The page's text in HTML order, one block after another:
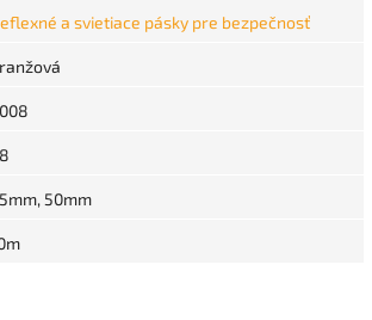
a svietiace pásky pre bezpečnosť
50mm